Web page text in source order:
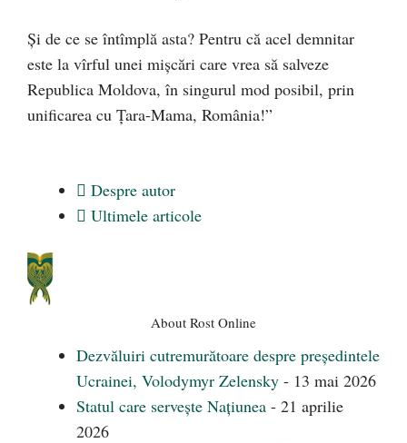
Și de ce se întîmplă asta? Pentru că acel demnitar
este la vîrful unei mișcări care vrea să salveze
Republica Moldova, în singurul mod posibil, prin
unificarea cu Țara-Mama, România!”
Despre autor
Ultimele articole
About Rost Online
Dezvăluiri cutremurătoare despre președintele
Ucrainei, Volodymyr Zelensky - 13 mai 2026
Statul care servește Națiunea - 21 aprilie
2026